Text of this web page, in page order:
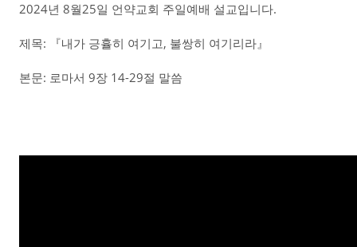
2024년 8월25일 언약교회 주일예배 설교입니다.
제목: 『내가 긍휼히 여기고, 불쌍히 여기리라』
본문: 로마서 9장 14-29절 말씀